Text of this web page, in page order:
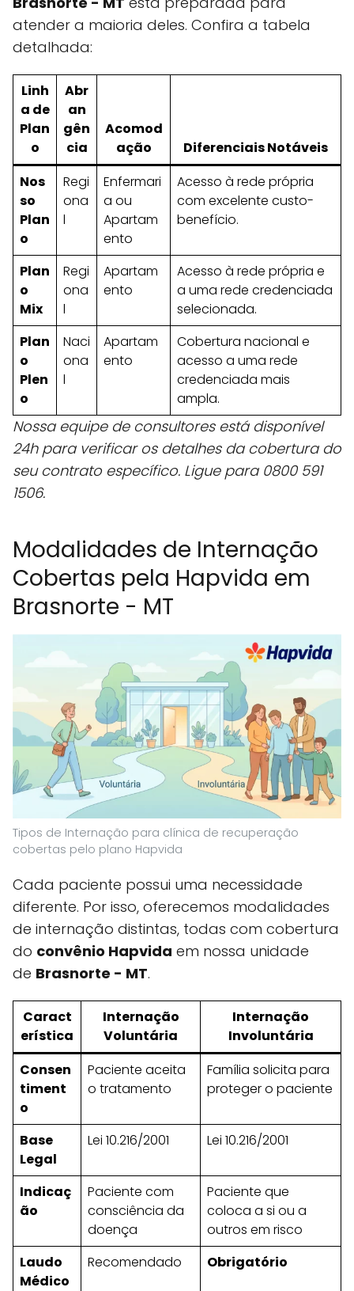
atender a maioria deles. Confira a tabela
detalhada:
Linh
a de
Plan
o
Abr
an
gên
cia
Acomod
ação
Diferenciais Notáveis
Nos
so
Plan
o
Regi
ona
l
Enfermari
a ou
Apartam
ento
Acesso à rede própria
com excelente custo-
benefício.
Plan
o
Mix
Regi
ona
l
Apartam
ento
Acesso à rede própria e
a uma rede credenciada
selecionada.
Plan
o
Plen
o
Naci
ona
l
Apartam
ento
Cobertura nacional e
acesso a uma rede
credenciada mais
ampla.
Nossa equipe de consultores está disponível
24h para verificar os detalhes da cobertura do
seu contrato específico. Ligue para 0800 591
1506.
Modalidades de Internação
Cobertas pela Hapvida em
Brasnorte - MT
Tipos de Internação para clínica de recuperação
cobertas pelo plano Hapvida
Cada paciente possui uma necessidade
diferente. Por isso, oferecemos modalidades
de internação distintas, todas com cobertura
do convênio Hapvida em nossa unidade
de Brasnorte - MT.
Caract
erística
Internação
Voluntária
Internação
Involuntária
Consen
timent
o
Paciente aceita
o tratamento
Família solicita para
proteger o paciente
Base
Legal
Lei 10.216/2001 Lei 10.216/2001
Indicaç
ão
Paciente com
consciência da
doença
Paciente que
coloca a si ou a
outros em risco
Laudo
Médico
Recomendado Obrigatório